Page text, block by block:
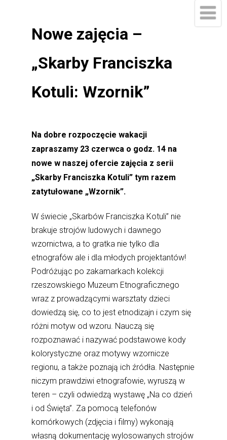
Nowe zajęcia –
„Skarby Franciszka
Kotuli: Wzornik”
Na dobre rozpoczęcie wakacji
zapraszamy 23 czerwca o godz. 14 na
nowe w naszej ofercie zajęcia z serii
„Skarby Franciszka Kotuli” tym razem
zatytułowane „Wzornik”.
W świecie „Skarbów Franciszka Kotuli” nie
brakuje strojów ludowych i dawnego
wzornictwa, a to gratka nie tylko dla
etnografów ale i dla młodych projektantów!
Podróżując po zakamarkach kolekcji
rzeszowskiego Muzeum Etnograficznego
wraz z prowadzącymi warsztaty dzieci
dowiedzą się, co to jest etnodizajn i czym się
różni motyw od wzoru. Nauczą się
rozpoznawać i nazywać podstawowe kody
kolorystyczne oraz motywy wzornicze
regionu, a także poznają ich źródła. Następnie
niczym prawdziwi etnografowie, wyruszą w
teren – czyli odwiedzą wystawę „Na co dzień
i od Święta”. Za pomocą telefonów
komórkowych (zdjęcia i filmy) wykonają
własną dokumentację wylosowanych strojów